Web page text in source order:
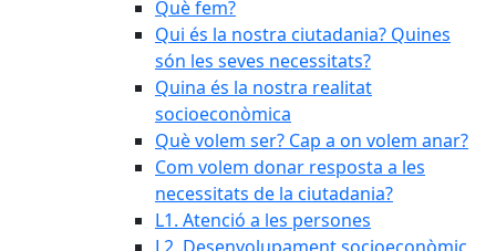
Què fem?
Qui és la nostra ciutadania? Quines
són les seves necessitats?
Quina és la nostra realitat
socioeconòmica
Què volem ser? Cap a on volem anar?
Com volem donar resposta a les
necessitats de la ciutadania?
L1. Atenció a les persones